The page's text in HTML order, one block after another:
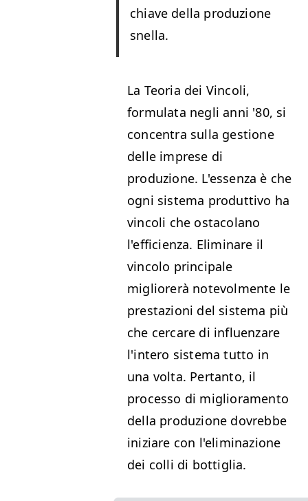
chiave della produzione
snella.
La Teoria dei Vincoli,
formulata negli anni '80, si
concentra sulla gestione
delle imprese di
produzione. L'essenza è che
ogni sistema produttivo ha
vincoli che ostacolano
l'efficienza. Eliminare il
vincolo principale
migliorerà notevolmente le
prestazioni del sistema più
che cercare di influenzare
l'intero sistema tutto in
una volta. Pertanto, il
processo di miglioramento
della produzione dovrebbe
iniziare con l'eliminazione
dei colli di bottiglia.